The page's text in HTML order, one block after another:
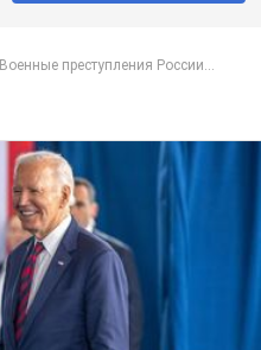
Военные преступления России...